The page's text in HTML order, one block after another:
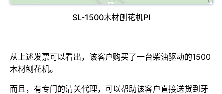
SL-1500木材刨花机PI
从上述发票可以看出，该客户购买了一台柴油驱动的1500
木材刨花机。
而且，有专门的清关代理，可以帮助该客户直接送货到牙